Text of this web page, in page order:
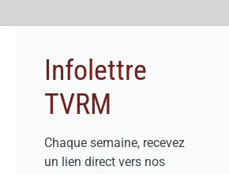
Infolettre
TVRM
Chaque semaine, recevez
un lien direct vers nos